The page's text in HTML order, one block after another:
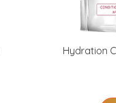
Hydration